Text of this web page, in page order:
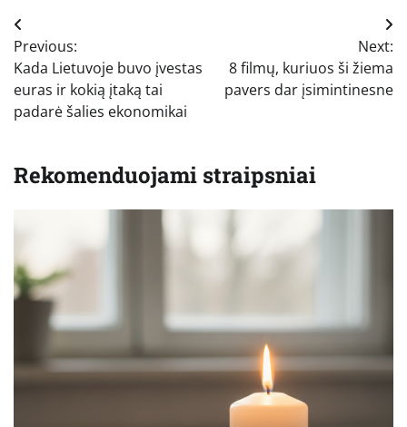
Navigacija
tarp
įrašų
Previous:
Kada Lietuvoje buvo įvestas
euras ir kokią įtaką tai
padarė šalies ekonomikai
Next:
8 filmų, kuriuos ši žiema
pavers dar įsimintinesne
Rekomenduojami straipsniai